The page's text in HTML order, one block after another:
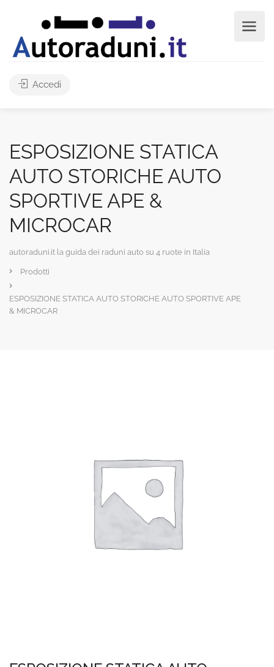
Accedi
ESPOSIZIONE STATICA
AUTO STORICHE AUTO
SPORTIVE APE &
MICROCAR
autoraduni.it la guida dei raduni auto su 4 ruote in Italia
Prodotti
ESPOSIZIONE STATICA AUTO STORICHE AUTO SPORTIVE APE
& MICROCAR